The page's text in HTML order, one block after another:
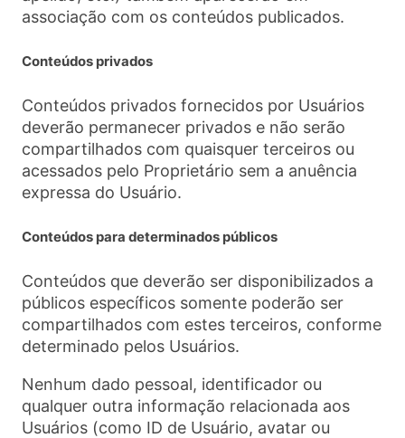
associação com os conteúdos publicados.
Conteúdos privados
Conteúdos privados fornecidos por Usuários
deverão permanecer privados e não serão
compartilhados com quaisquer terceiros ou
acessados pelo Proprietário sem a anuência
expressa do Usuário.
Conteúdos para determinados públicos
Conteúdos que deverão ser disponibilizados a
públicos específicos somente poderão ser
compartilhados com estes terceiros, conforme
determinado pelos Usuários.
Nenhum dado pessoal, identificador ou
qualquer outra informação relacionada aos
Usuários (como ID de Usuário, avatar ou